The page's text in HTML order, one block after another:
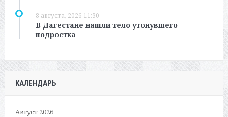
8 августа, 2026 11:30
В Дагестане нашли тело утонувшего
подростка
КАЛЕНДАРЬ
Август 2026